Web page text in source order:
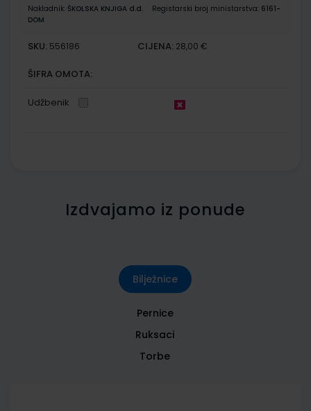
Nakladnik: ŠKOLSKA KNJIGA d.d. Registarski broj ministarstva: 6161-
DOM
SKU: 556186 CIJENA: 28,00 €
ŠIFRA OMOTA:
Udžbenik
Izdvajamo iz ponude
Bilježnice
Pernice
Ruksaci
Torbe